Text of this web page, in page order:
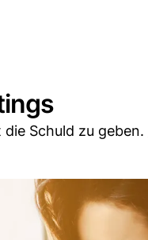
Schuld zu geben.